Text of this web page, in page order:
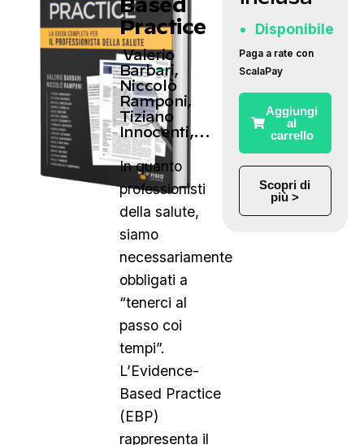
Practice
Valerio
Barbari,
Niccolò
Ramponi,
Tiziano
Innocenti,…
In quanto
professionisti
della salute,
siamo
necessariamente
obbligati a
“tenerci al
passo coi
tempi”.
L’Evidence-
Based Practice
(EBP)
rappresenta il
Disponibile
Paga a rate con
ScalaPay
Aggiungi
al
carrello
Scopri di
più >